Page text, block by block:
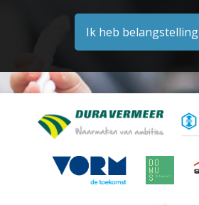
Ik heb belangstelling